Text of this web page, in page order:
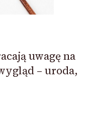
uwagę na
– uroda,